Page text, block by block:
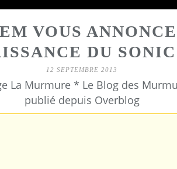
VOUS
DU
12 SEPTEMBRE 2013
La Murmure * Le Blog des
publié depuis Overblog